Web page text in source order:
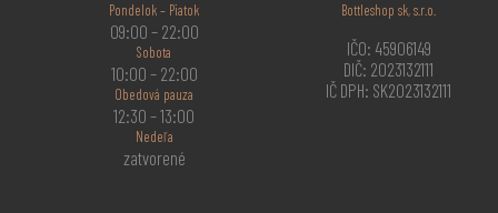
Pondelok – Piatok
09:00 – 22:00
Sobota
10:00 – 22:00
Obedová pauza
12:30 – 13:00
Nedeľa
zatvorené
Bottleshop sk, s.r.o.
IČO: 45906149
DIČ: 2023132111
IČ DPH: SK2023132111